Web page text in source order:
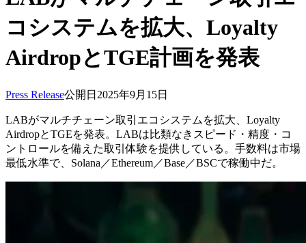
コシステムを拡大、Loyalty
AirdropとTGE計画を発表
Press Release公開日 2025年9月15日
LABがマルチチェーン取引エコシステムを拡大、Loyalty
AirdropとTGEを発表。LABは比類なきスピード・精度・コ
ントロールを備えた取引体験を提供している。手数料は市場
最低水準で、Solana／Ethereum／Base／BSCで稼働中だ。